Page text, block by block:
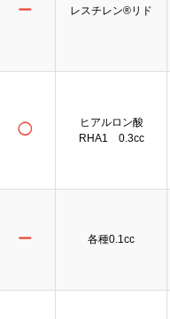
ー レスチレン®リド
◯
ヒアルロン酸
RHA1 0.3cc
ー 各種0.1cc